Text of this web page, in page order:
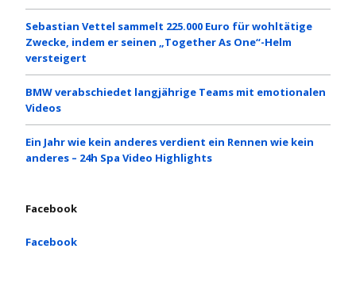
Sebastian Vettel sammelt 225.000 Euro für wohltätige
Zwecke, indem er seinen „Together As One“-Helm
versteigert
BMW verabschiedet langjährige Teams mit emotionalen
Videos
Ein Jahr wie kein anderes verdient ein Rennen wie kein
anderes – 24h Spa Video Highlights
Facebook
Facebook